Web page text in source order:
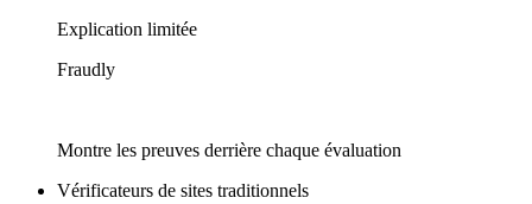
Explication limitée
Fraudly
Montre les preuves derrière chaque évaluation
Vérificateurs de sites traditionnels